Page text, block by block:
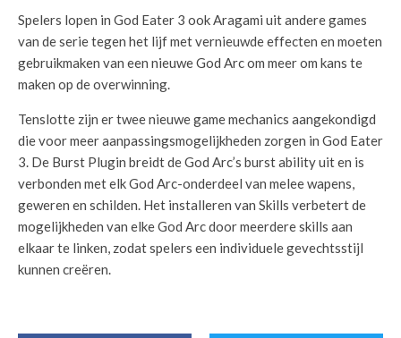
Spelers lopen in God Eater 3 ook Aragami uit andere games
van de serie tegen het lijf met vernieuwde effecten en moeten
gebruikmaken van een nieuwe God Arc om meer om kans te
maken op de overwinning.
Tenslotte zijn er twee nieuwe game mechanics aangekondigd
die voor meer aanpassingsmogelijkheden zorgen in God Eater
3. De Burst Plugin breidt de God Arc’s burst ability uit en is
verbonden met elk God Arc-onderdeel van melee wapens,
geweren en schilden. Het installeren van Skills verbetert de
mogelijkheden van elke God Arc door meerdere skills aan
elkaar te linken, zodat spelers een individuele gevechtsstijl
kunnen creëren.